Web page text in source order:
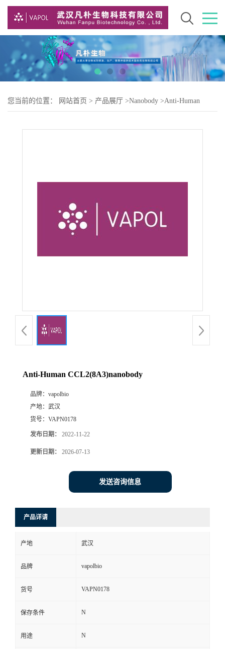
您当前的位置： 网站首页 > 产品展厅 >Nanobody >Anti-Human
Anti-Human CCL2(8A3)nanobody
品牌： vapolbio
产地： 武汉
货号： VAPN0178
发布日期： 2022-11-22
更新日期： 2026-07-13
发送咨询信息
产品详请
产地 武汉
品牌 vapolbio
货号 VAPN0178
保存条件 N
用途 N